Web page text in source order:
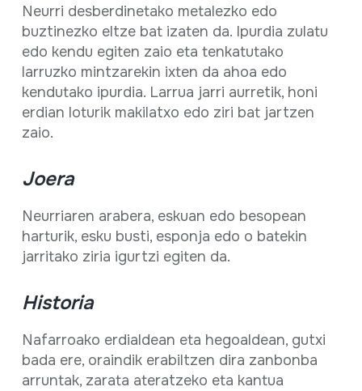
Neurri desberdinetako metalezko edo
buztinezko eltze bat izaten da. Ipurdia zulatu
edo kendu egiten zaio eta tenkatutako
larruzko mintzarekin ixten da ahoa edo
kendutako ipurdia. Larrua jarri aurretik, honi
erdian loturik makilatxo edo ziri bat jartzen
zaio.
Joera
Neurriaren arabera, eskuan edo besopean
harturik, esku busti, esponja edo o batekin
jarritako ziria igurtzi egiten da.
Historia
Nafarroako erdialdean eta hegoaldean, gutxi
bada ere, oraindik erabiltzen dira zanbonba
arruntak, zarata ateratzeko eta kantua